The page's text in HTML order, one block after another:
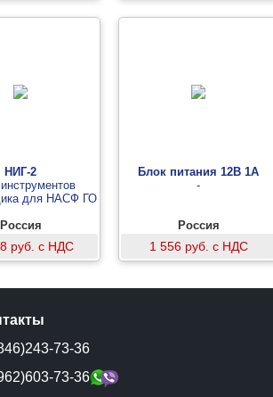
НИГ-2
для НАСФ ГО
Россия
руб. с НДС
Блок питания 12В 1А
-
Россия
1 556 руб. с НДС
73-36
73-36